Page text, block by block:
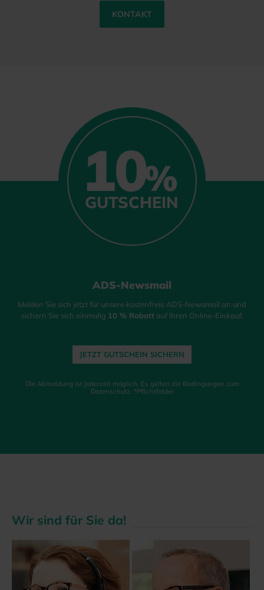
KONTAKT
10%
GUTSCHEIN
ADS-Newsmail
Melden Sie sich jetzt für unsere kostenfreie ADS-Newsmail an und
sichern Sie sich einmalig 10 % Rabattauf Ihren Online-Einkauf.
JETZT GUTSCHEIN SICHERN
Die Abmeldung ist jederzeit möglich. Es gelten die Bedingungen zum
Datenschutz. *Pflichtfelder
Wir sind für Sie da!